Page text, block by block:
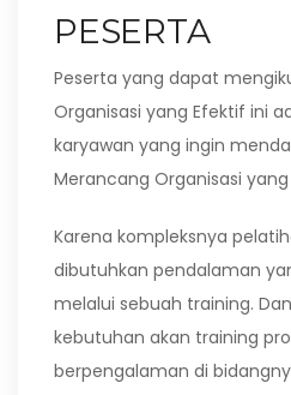
PESERTA
Peserta yang dapat
Organisasi yang Efektif ini
karyawan yang ingin
Merancang Organisasi
Karena kompleksnya
dibutuhkan pendalaman
melalui sebuah training.
kebutuhan akan training
berpengalaman di